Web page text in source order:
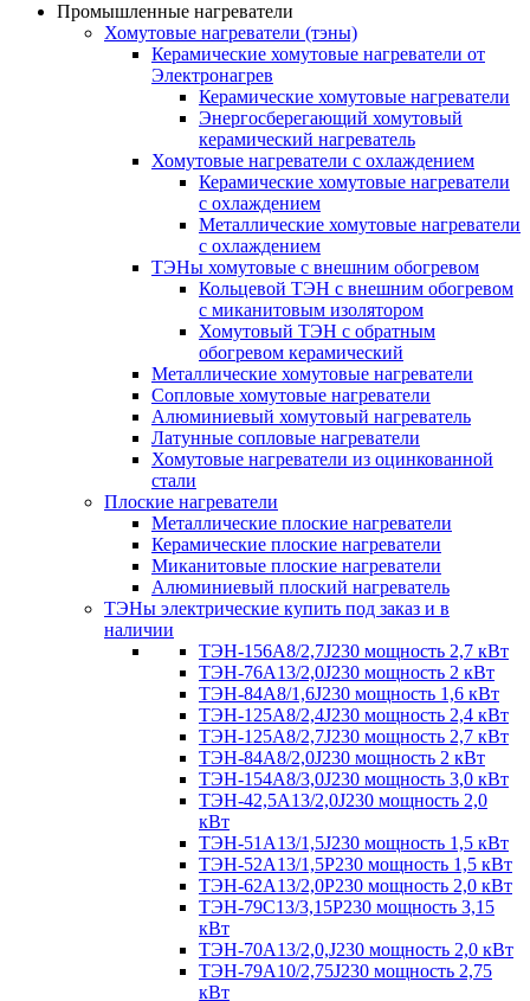
Промышленные нагреватели
Хомутовые нагреватели (тэны)
Керамические хомутовые нагреватели от
Электронагрев
Керамические хомутовые нагреватели
Энергосберегающий хомутовый
керамический нагреватель
Хомутовые нагреватели с охлаждением
Керамические хомутовые нагреватели
с охлаждением
Металлические хомутовые нагреватели
с охлаждением
ТЭНы хомутовые с внешним обогревом
Кольцевой ТЭН с внешним обогревом
с миканитовым изолятором
Хомутовый ТЭН с обратным
обогревом керамический
Металлические хомутовые нагреватели
Сопловые хомутовые нагреватели
Алюминиевый хомутовый нагреватель
Латунные сопловые нагреватели
Хомутовые нагреватели из оцинкованной
стали
Плоские нагреватели
Металлические плоские нагреватели
Керамические плоские нагреватели
Миканитовые плоские нагреватели
Алюминиевый плоский нагреватель
ТЭНы электрические купить под заказ и в
наличии
ТЭН-156А8/2,7J230 мощность 2,7 кВт
ТЭН-76А13/2,0J230 мощность 2 кВт
ТЭН-84А8/1,6J230 мощность 1,6 кВт
ТЭН-125А8/2,4J230 мощность 2,4 кВт
ТЭН-125А8/2,7J230 мощность 2,7 кВт
ТЭН-84А8/2,0J230 мощность 2 кВт
ТЭН-154А8/3,0J230 мощность 3,0 кВт
ТЭН-42,5А13/2,0J230 мощность 2,0
кВт
ТЭН-51А13/1,5J230 мощность 1,5 кВт
ТЭН-52А13/1,5Р230 мощность 1,5 кВт
ТЭН-62А13/2,0Р230 мощность 2,0 кВт
ТЭН-79С13/3,15Р230 мощность 3,15
кВт
ТЭН-70А13/2,0,J230 мощность 2,0 кВт
ТЭН-79А10/2,75J230 мощность 2,75
кВт